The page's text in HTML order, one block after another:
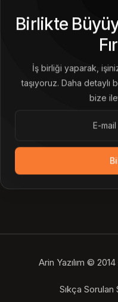
Birlikte
İş birliği yaparak,
taşıyoruz. Daha detaylı
bize
Arin Yazılım © 2014
Sıkça Sorulan